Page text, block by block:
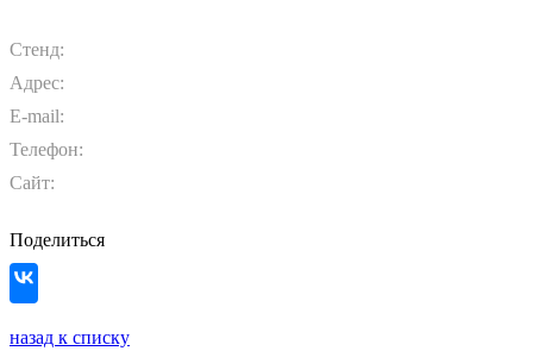
Стенд:
Адрес:
E-mail:
Телефон:
Сайт:
Поделиться
назад к списку